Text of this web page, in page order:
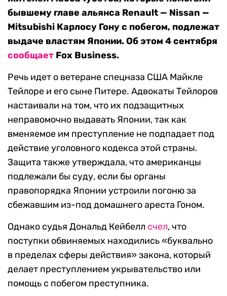
бывшему главе альянса Renault — Nissan —
Mitsubishi Карлосу Гону с побегом, подлежат
выдаче властям Японии. Об этом 4 сентября
сообщает Fox Business.
Речь идет о ветеране спецназа США Майкле
Тейлоре и его сыне Питере. Адвокаты Тейлоров
настаивали на том, что их подзащитных
неправомочно выдавать Японии, так как
вменяемое им преступление не подпадает под
действие уголовного кодекса этой страны.
Защита также утверждала, что американцы
подлежали бы суду, если бы органы
правопорядка Японии устроили погоню за
сбежавшим из-под домашнего ареста Гоном.
Однако судья Дональд Кейбелл счел, что
поступки обвиняемых находились «буквально
в пределах сферы действия» закона, который
делает преступлением укрывательство или
помощь с побегом преступника.